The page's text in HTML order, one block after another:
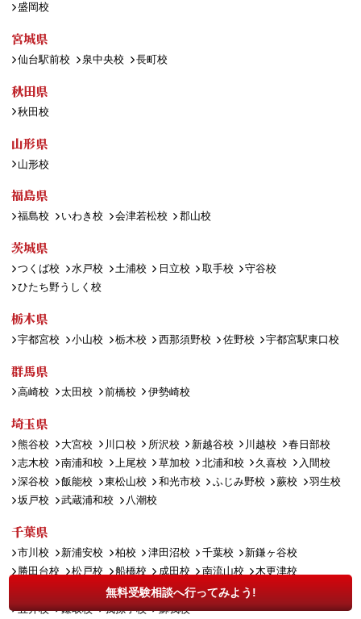
無料受験相談へ行ってみよう!
盛岡校
宮城県
仙台駅前校 泉中央校 長町校
秋田県
秋田校
山形県
山形校
福島県
福島校 いわき校 会津若松校 郡山校
茨城県
つくば校 水戸校 土浦校 日立校 取手校
守谷校
ひたち野うしく校
栃木県
宇都宮校 小山校 栃木校 西那須野校 佐野校 宇都宮駅東口校
群馬県
高崎校 太田校 前橋校 伊勢崎校
埼玉県
熊谷校 大宮校 川口校 所沢校 新越谷校 川越校
春日部校
志木校
南浦和校 上尾校 草加校 北浦和校 久喜校
入間校
深谷校
飯能校 東松山校 和光市校 ふじみ野校 蕨校
羽生校
坂戸校
武蔵浦和校 八潮校
千葉県
市川校 新浦安校 柏校 津田沼校 千葉校
新鎌ヶ谷校
勝田台校
松戸校 船橋校 成田校 南流山校
木更津校
茂原校 稲毛校 八千代緑が丘校
印西牧の原校
五井校
鎌取校 我孫子校 蘇我校